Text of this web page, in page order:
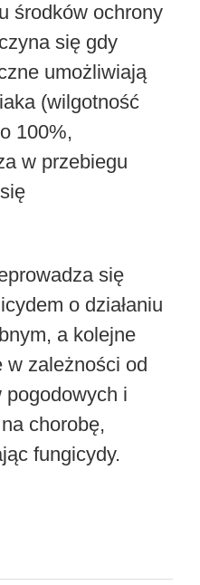
środków ochrony
się gdy
umożliwiają
(wilgotność
100%,
w przebiegu
się
o działaniu
a kolejne
zależności od
pogodowych i
chorobę,
fungicydy.